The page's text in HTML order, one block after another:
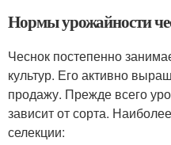
Нормы урожайности
Чеснок постепенно
культур. Его активно
продажу. Прежде всего
зависит от сорта.
селекции: